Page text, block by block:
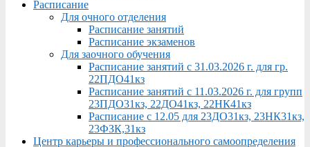
Расписание
Для очного отделения
Расписание занятий
Расписание экзаменов
Для заочного обучения
Расписание занятий с 31.03.2026 г. для гр.
22ПДО41кз
Расписание занятий с 11.03.2026 г. для групп
23ПДО31кз, 22ДО41кз, 22НК41кз
Расписание с 12.05 для 23ДО31кз, 23НК31кз,
23ФЗК,31кз
Центр карьеры и профессионального самоопределения